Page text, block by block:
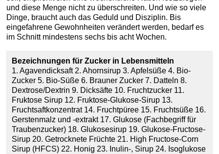
und diese Menge nicht zu überschreiten. Und wie so viele
Dinge, braucht auch das Geduld und Disziplin. Bis
eingefahrene Gewohnheiten verändert werden, bedarf es
im Schnitt mindestens sechs bis acht Wochen.
Bezeichnungen für Zucker in Lebensmitteln
1. Agavendicksaft 2. Ahornsirup 3. Apfelsüße 4. Bio-
Zucker 5. Bio-Süße 6. Brauner Zucker 7. Datteln 8.
Dextrose/Dextrin 9. Dicksäfte 10. Fruchtzucker 11.
Fruktose Sirup 12. Fruktose-Glukose-Sirup 13.
Fruchtsaftkonzentrat 14. Fruchtpüree 15. Fruchtsüße 16.
Gerstenmalz und -extrakt 17. Glukose (Fachbegriff für
Traubenzucker) 18. Glukosesirup 19. Glukose-Fructose-
Sirup 20. Getrocknete Früchte 21. High Fructose-Corn
Sirup (HFCS) 22. Honig 23. Inulin-, Sirup 24. Isoglukose